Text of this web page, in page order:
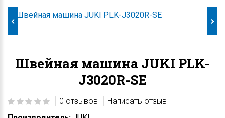
Швейная машина JUKI PLK-
J3020R-SE
0 отзывов
Написать отзыв